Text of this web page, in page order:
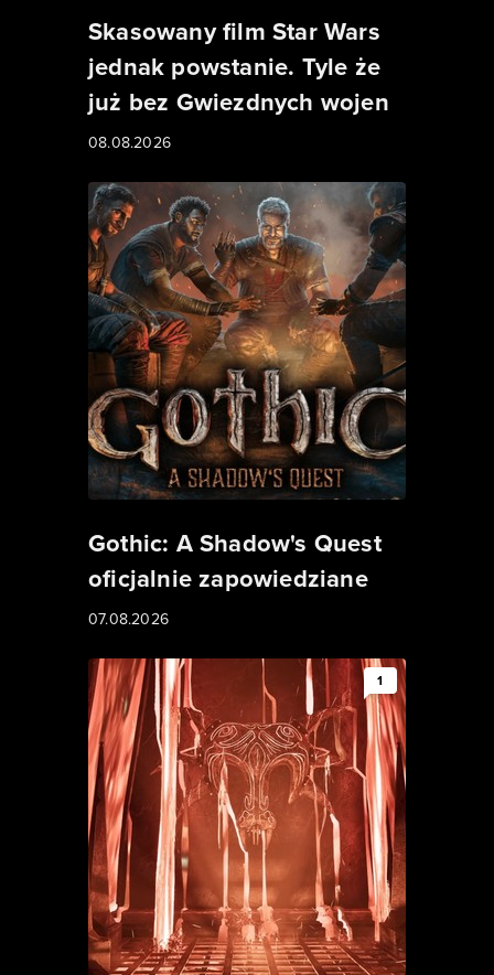
Skasowany film Star Wars
jednak powstanie. Tyle że
już bez Gwiezdnych wojen
08.08.2026
Gothic: A Shadow's Quest
oficjalnie zapowiedziane
07.08.2026
1